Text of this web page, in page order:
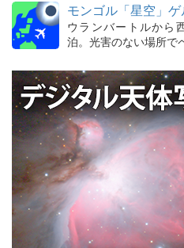
モンゴル「星空」
ウランバートルから
泊。光害のない場所で